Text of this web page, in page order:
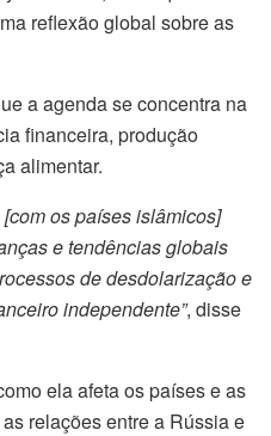
reflexão global sobre as
a agenda se concentra na
financeira, produção
alimentar.
os países islâmicos]
e tendências globais
de desdolarização e
independente”, disse
ela afeta os países e as
relações entre a Rússia e